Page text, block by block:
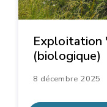
Exploitation
(biologique)
8 décembre 2025